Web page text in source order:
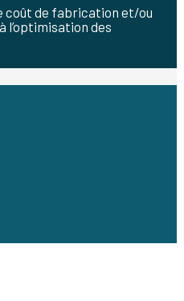
coût de fabrication et/ou
l’optimisation des